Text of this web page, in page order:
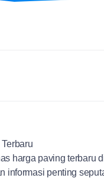
harga paving terbaru
informasi penting